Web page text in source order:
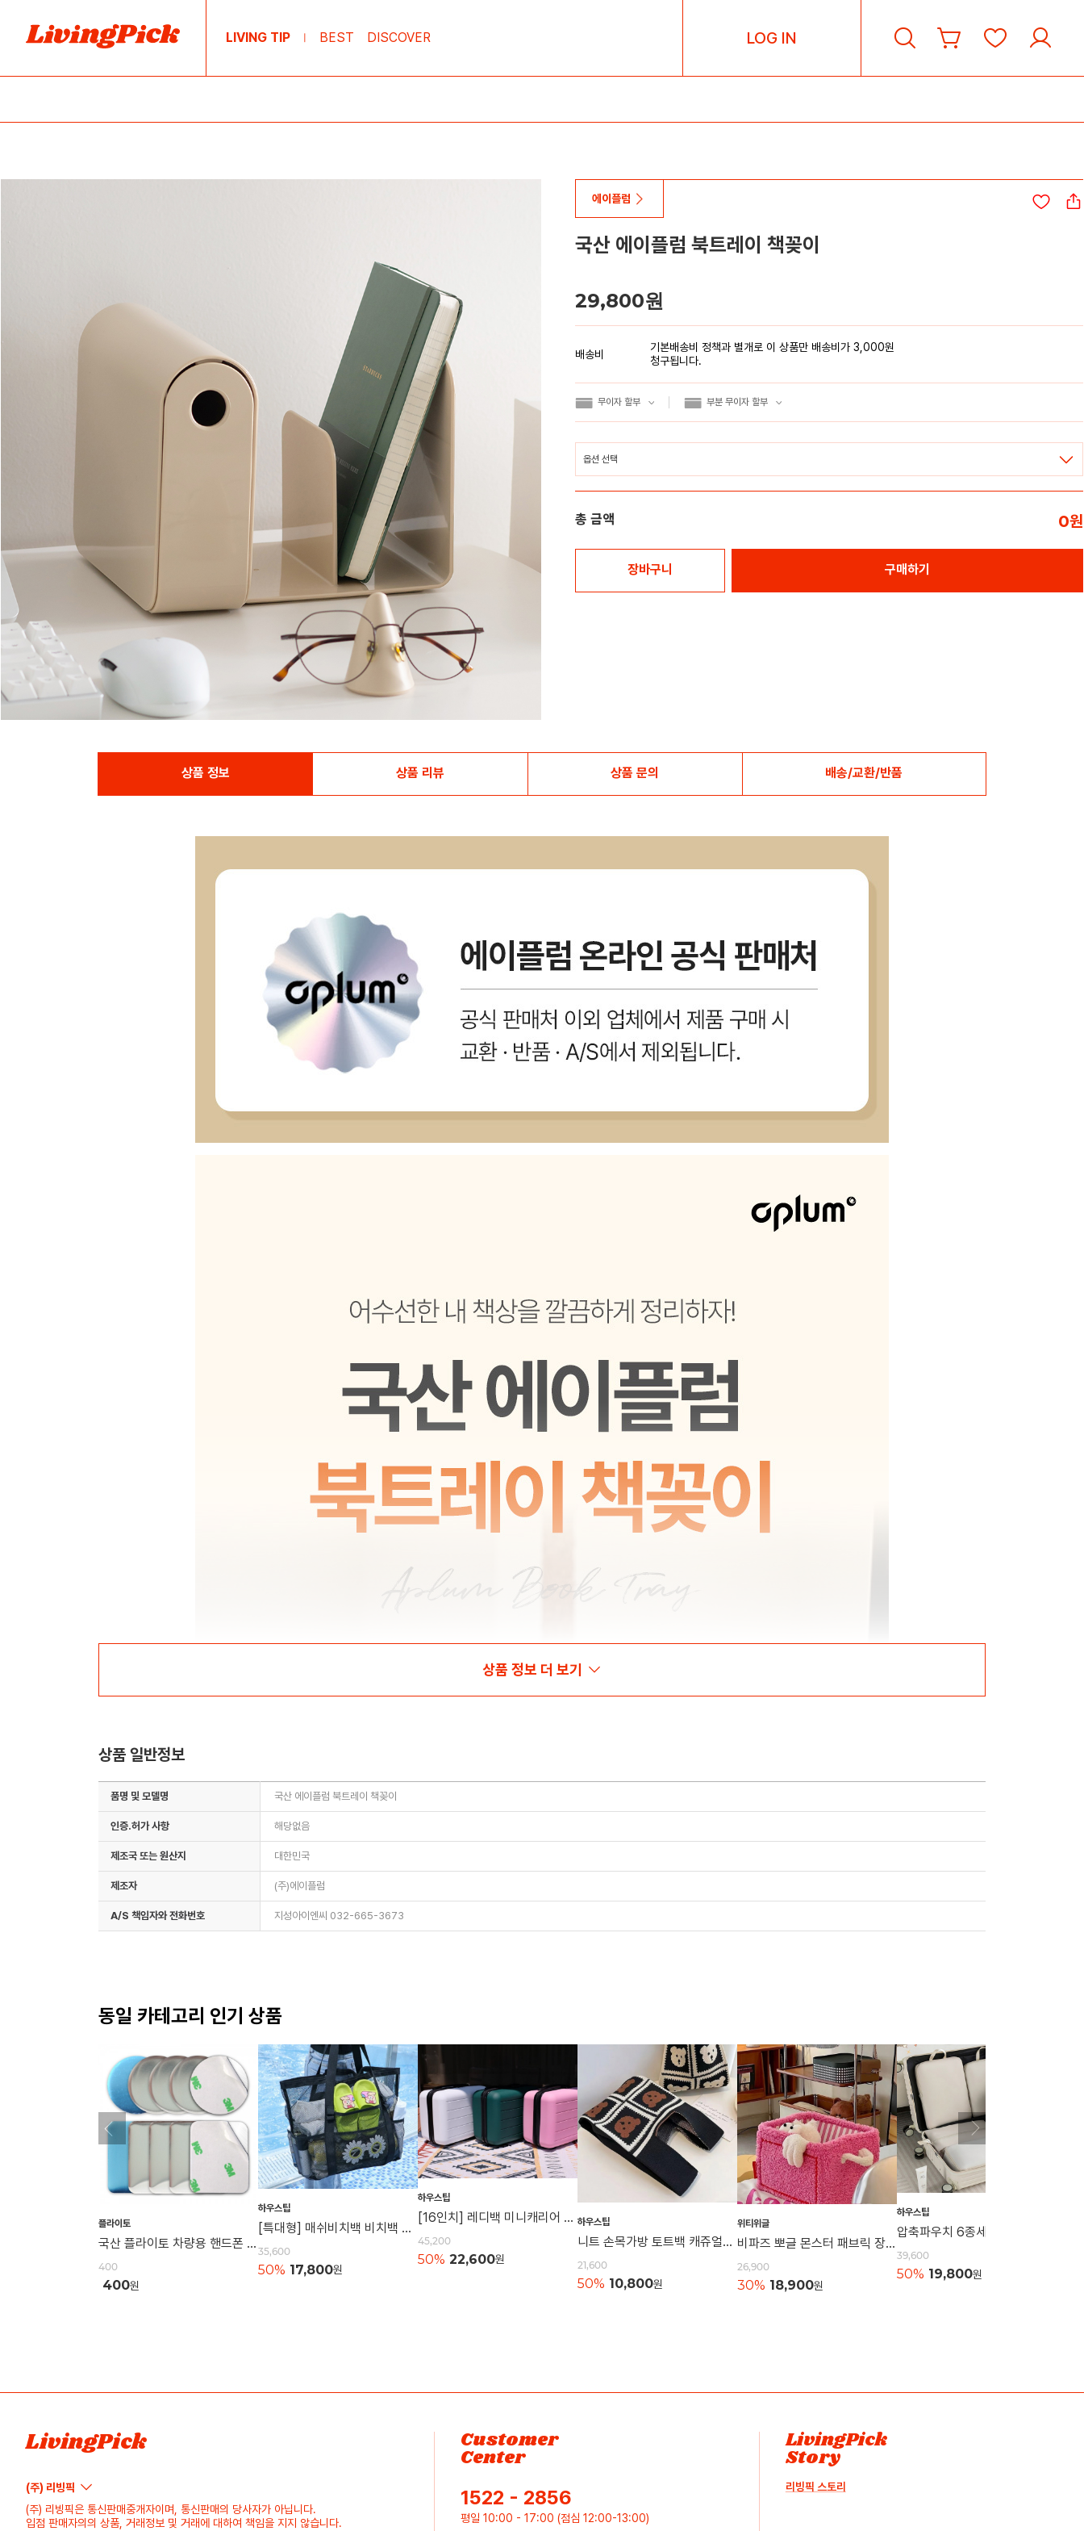
LIVING TIP | BEST DISCOVER LOG IN
에이플럼
국산 에이플럼 북트레이 책꽂이
29,800원
배송비
기본배송비 정책과 별개로 이 상품만 배송비가 3,000원
청구됩니다.
무이자 할부 부분 무이자 할부
총 금액 0원
장바구니 구매하기
상품 정보 상품 리뷰 상품 문의 배송/교환/반품
상품 정보 더 보기
상품 일반정보
품명 및 모델명 국산 에이플럼 북트레이 책꽂이
인증.허가 사항 해당없음
제조국 또는 원산지 대한민국
제조자 (주)에이플럼
A/S 책임자와 전화번호 지성아이엔씨 032-665-3673
동일 카테고리 인기 상품
플라이토
국산 플라이토 차량용 핸드폰 자석 거치대 철판 원형 사각 40mm
400
400원
하우스팁
[특대형] 매쉬비치백 비치백 매쉬가방 여행용 숄더백 물놀이가방 수영가방 물빠지는가방
35,600
50% 17,800원
하우스팁
[16인치] 레디백 미니캐리어 여행가방 캐리어 레디백 기내용가방
45,200
50% 22,600원
하우스팁
니트 손목가방 토트백 캐쥬얼가방 니트백 묶는가방 데일리백 손가방 캔버스백 에코백
21,600
50% 10,800원
위티위글
비파즈 뽀글 몬스터 패브릭 장난감 수납함 보관함
26,900
30% 18,900원
하우스팁
39,600
50% 19,800원
LivingPick
(주) 리빙픽
(주) 리빙픽은 통신판매중개자이며, 통신판매의 당사자가 아닙니다.
입점 판매자의의 상품, 거래정보 및 거래에 대하여 책임을 지지 않습니다.
Customer
Center
1522 - 2856
평일 10:00 - 17:00 (점심 12:00-13:00)
LivingPick
Story
리빙픽 스토리